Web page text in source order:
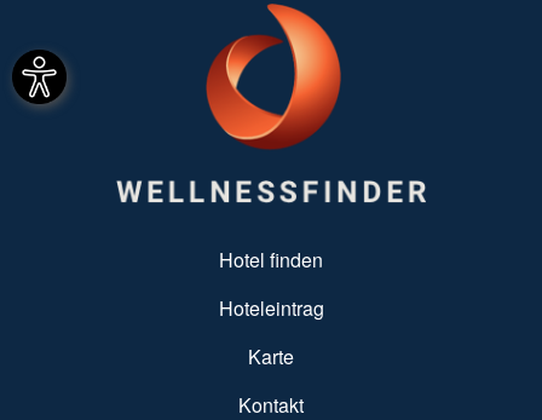
Hotel finden
Hoteleintrag
Karte
Kontakt